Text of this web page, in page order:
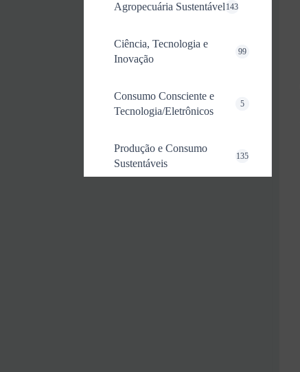
Agropecuária Sustentável 143
Ciência, Tecnologia e
Inovação
99
Consumo Consciente e
Tecnologia/Eletrônicos
5
Produção e Consumo
Sustentáveis
135